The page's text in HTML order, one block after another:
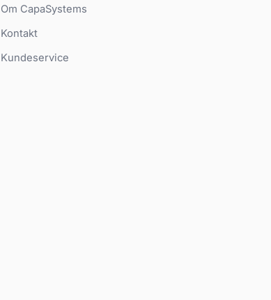
Om CapaSystems
Kontakt
Kundeservice